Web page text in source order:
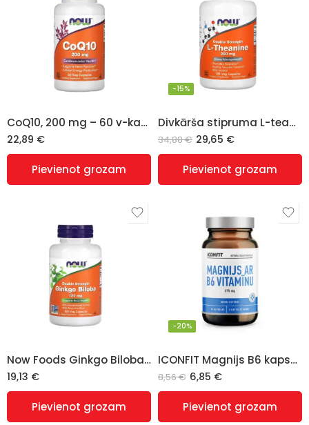
CoQ10, 200 mg – 60 v-kapsulas
22,89 €
Pievienot grozam
Divkārša stipruma L-teanīns, 200 mg – 120 v-kapsulas
-15%
34,88€ 29,65 €
Pievienot grozam
Now Foods Ginkgo Biloba Double Strength, 120mg – 100 vcaps
19,13 €
Pievienot grozam
ICONFIT Magnijs B6 kapsulās
-20%
8,56€ 6,85 €
Pievienot grozam